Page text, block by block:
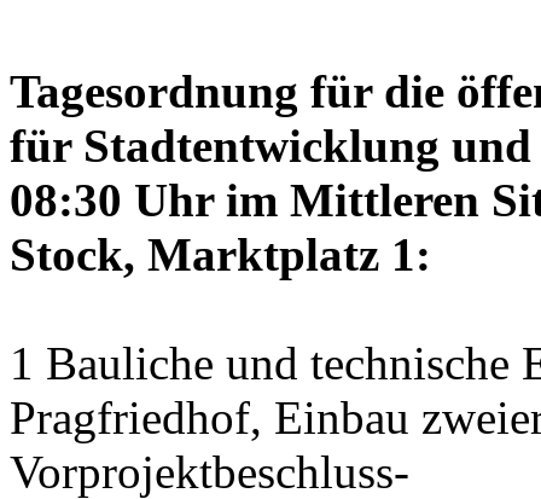
Tagesordnung für die
für Stadtentwicklung und
08:30 Uhr im Mittleren
Stock, Marktplatz 1:
1 Bauliche und technische
Pragfriedhof, Einbau
Vorprojektbeschluss-